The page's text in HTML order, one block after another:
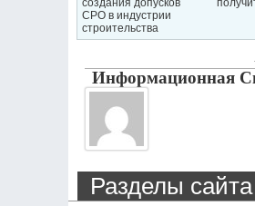
создания допусков
СРО в индустрии
строительства
Информационная
Разделы сайта